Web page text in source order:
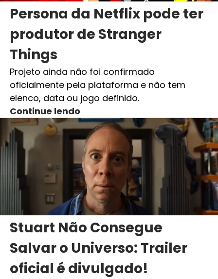
Persona da Netflix pode ter
produtor de Stranger
Things
Projeto ainda não foi confirmado
oficialmente pela plataforma e não tem
elenco, data ou jogo definido.
Continue lendo
Stuart Não Consegue
Salvar o Universo: Trailer
oficial é divulgado!